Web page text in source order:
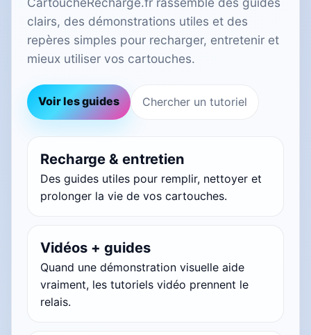
clairs, des démonstrations utiles et des
repères simples pour recharger, entretenir et
mieux utiliser vos cartouches.
Voir les guides Chercher un tutoriel
Recharge & entretien
Des guides utiles pour remplir, nettoyer et
prolonger la vie de vos cartouches.
Vidéos + guides
Quand une démonstration visuelle aide
vraiment, les tutoriels vidéo prennent le
relais.